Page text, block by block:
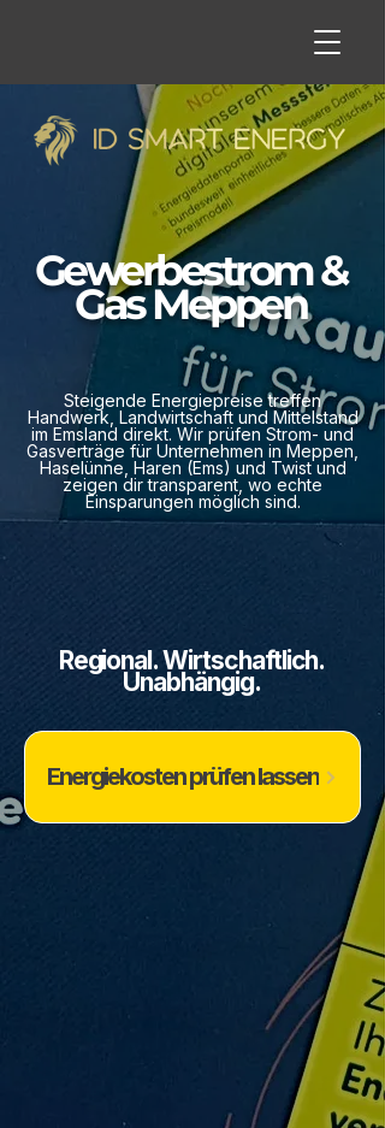
Gewerbestrom &
Gas Meppen
Steigende Energiepreise treffen
Handwerk, Landwirtschaft und Mittelstand
im Emsland direkt. Wir prüfen Strom- und
Gasverträge für Unternehmen in Meppen,
Haselünne, Haren (Ems) und Twist und
zeigen dir transparent, wo echte
Einsparungen möglich sind.
Regional. Wirtschaftlich.
Unabhängig.
Energiekosten prüfen lassen